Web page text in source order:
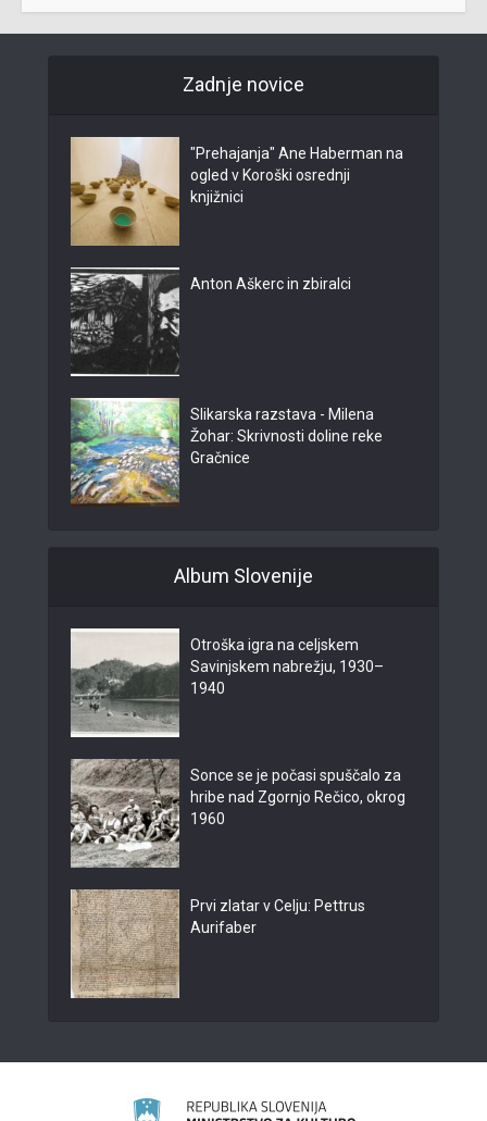
Zadnje novice
"Prehajanja" Ane Haberman na
ogled v Koroški osrednji
knjižnici
Anton Aškerc in zbiralci
Slikarska razstava - Milena
Žohar: Skrivnosti doline reke
Gračnice
Album Slovenije
Otroška igra na celjskem
Savinjskem nabrežju, 1930–
1940
Sonce se je počasi spuščalo za
hribe nad Zgornjo Rečico, okrog
1960
Prvi zlatar v Celju: Pettrus
Aurifaber